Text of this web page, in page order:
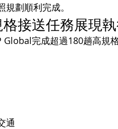
規劃順利完成。
格接送任務展現
Global完成超過180趟高規
通